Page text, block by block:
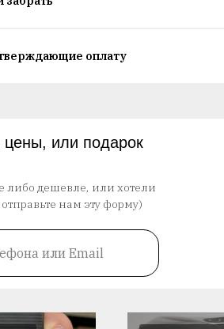
оплату
цены, или подарок
либо дешевле, или хотели
нам эту форму)
или Email